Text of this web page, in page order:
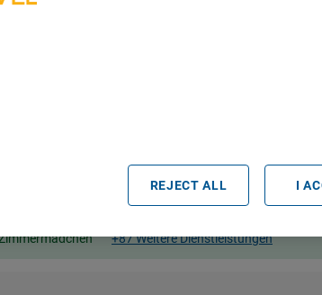
+87 Weitere Dienstleistungen
REJECT ALL I